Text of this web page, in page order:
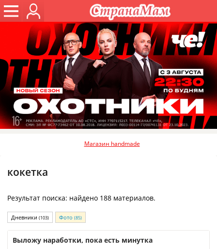
Магазин handmade
кокетка
Результат поиска: найдено 188 материалов.
Дневники (103) Фото (85)
Выложу наработки, пока есть минутка